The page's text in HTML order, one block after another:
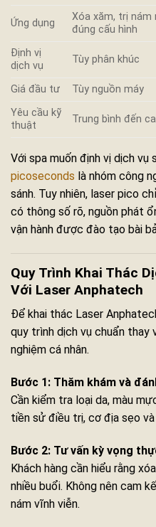
Ứng dụng
Xóa xăm, trị nám
đúng cấu hình
Định vị
dịch vụ
Tùy phân khúc
Giá đầu tư
Tùy nguồn máy
Yêu cầu kỹ
thuật
Trung bình đến
Với spa muốn định vị dịch vụ
picoseconds là nhóm công
sánh. Tuy nhiên, laser pico
có thông số rõ, nguồn phát
vận hành được đào tạo bài
Quy Trình Khai Thác
Với Laser Anphatech
Để khai thác Laser
quy trình dịch vụ chuẩn thay
nghiệm cá nhân.
Bước 1: Thăm khám và
Cần kiểm tra loại da, màu
tiền sử điều trị, cơ địa sẹo
Bước 2: Tư vấn kỳ vọng
Khách hàng cần hiểu rằng
nhiều buổi. Không nên cam
nám vĩnh viễn.